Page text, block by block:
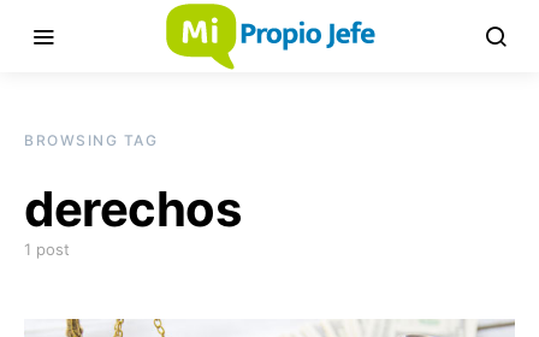
BROWSING TAG
derechos
1 post